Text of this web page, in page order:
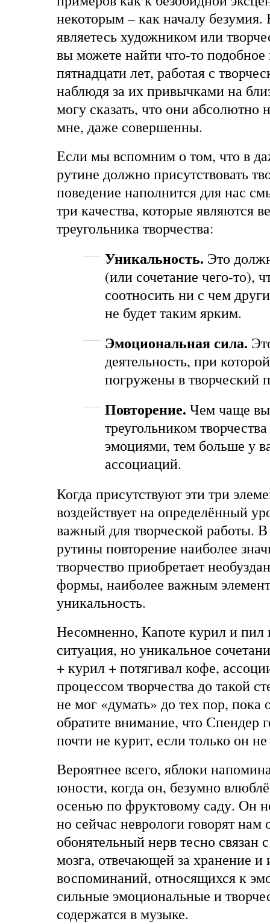
некоторым – как началу
являетесь художником или
вы можете найти что-то подобное
пятнадцати лет, работая с
наблюдя за их привычками на
могу сказать, что они абсолютно
мне, даже совершенны.
Если мы вспомним о том, что в
рутине должно присутствовать
поведение наполнится для нас
три качества, которые являются
треугольника творчества:
Уникальность. Это
(или сочетание чего-то),
соотносить ни с чем
не будет таким ярким.
Эмоциональная сила.
деятельность, при
погружены в творческий
Повторение. Чем чаще вы
треугольником
эмоциями, тем больше у
ассоциаций.
Когда присутствуют эти три
воздействует на определённый
важный для творческой работы.
рутины повторение наиболее
творчество приобретает
формы, наиболее важным
уникальность.
Несомненно, Капоте курил и пил
ситуация, но уникальное
+ курил + потягивал кофе,
процессом творчества до такой
не мог «думать» до тех пор, пока
обратите внимание, что Спендер
почти не курит, если только он
Вероятнее всего, яблоки
юности, когда он, безумно
осенью по фруктовому саду. Он
но сейчас неврологи говорят нам
обонятельный нерв тесно связан
мозга, отвечающей за хранение и
воспоминаний, относящихся к
сильные эмоциональные и
содержатся в музыке.